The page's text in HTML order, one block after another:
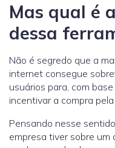
Mas qual é
dessa
Não é segredo que a
internet consegue
usuários para, com
incentivar a compra
Pensando nesse
empresa tiver sobre um